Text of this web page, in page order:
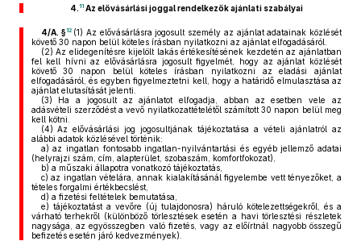
4.11Az elővásárlási joggal rendelkezők ajánlati szabályai
4/A. §12 (1) Az elővásárlásra jogosult személy az ajánlat adatainak közlését
követő 30 napon belül köteles írásban nyilatkozni az ajánlat elfogadásáról.
(2) Az elidegenítésre kijelölt lakás értékesítésének kezdetén az ajánlatban
fel kell hívni az elővásárlásra jogosult figyelmét, hogy az ajánlat közlését
követő 30 napon belül köteles írásban nyilatkozni az eladási ajánlat
elfogadásáról, és egyben figyelmeztetni kell, hogy a határidő elmulasztása az
ajánlat elutasítását jelenti.
(3) Ha a jogosult az ajánlatot elfogadja, abban az esetben vele az
adásvételi szerződést a vevő nyilatkozattételétől számított 30 napon belül meg
kell kötni.
(4) Az elővásárlási jog jogosultjának tájékoztatása a vételi ajánlatról az
alábbi adatok közlésével történik:
a) az ingatlan fontosabb ingatlan-nyilvántartási és egyéb jellemző adatai
(helyrajzi szám, cím, alapterület, szobaszám, komfortfokozat),
b) a műszaki állapotra vonatkozó tájékoztatás,
c) az ingatlan vételára, annak kialakításánál figyelembe vett tényezőket, a
tételes forgalmi értékbecslést,
d) a fizetési feltételek bemutatása,
e) tájékoztatást a vevőre (új tulajdonosra) háruló kötelezettségekről, és a
várható terhekről (különböző törlesztések esetén a havi törlesztési részletek
nagysága, az egyösszegben való fizetés, vagy az előírtnál nagyobb összegű
befizetés esetén járó kedvezmények).